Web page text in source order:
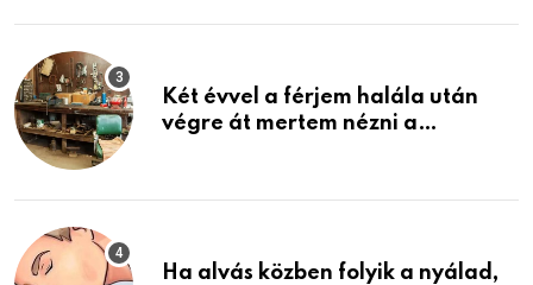
Két évvel a férjem halála után
végre át mertem nézni a
életemet
Ha alvás közben folyik a nyálad,